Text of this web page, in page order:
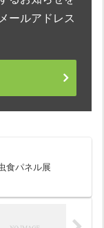
ールアドレス
食パネル展